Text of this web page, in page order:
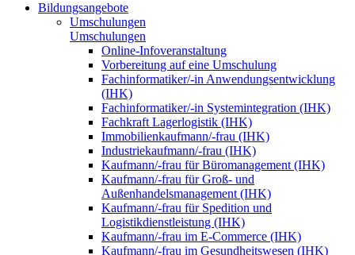
Bildungsangebote
Umschulungen
Umschulungen
Online-Infoveranstaltung
Vorbereitung auf eine Umschulung
Fachinformatiker/-in Anwendungsentwicklung
(IHK)
Fachinformatiker/-in Systemintegration (IHK)
Fachkraft Lagerlogistik (IHK)
Immobilienkaufmann/-frau (IHK)
Industriekaufmann/-frau (IHK)
Kaufmann/-frau für Büromanagement (IHK)
Kaufmann/-frau für Groß- und
Außenhandelsmanagement (IHK)
Kaufmann/-frau für Spedition und
Logistikdienstleistung (IHK)
Kaufmann/-frau im E-Commerce (IHK)
Kaufmann/-frau im Gesundheitswesen (IHK)